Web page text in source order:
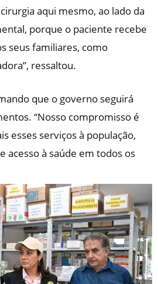
aqui mesmo, ao lado da
porque o paciente recebe
seus familiares, como
ressaltou.
que o governo seguirá
“Nosso compromisso é
esses serviços à população,
acesso à saúde em todos os